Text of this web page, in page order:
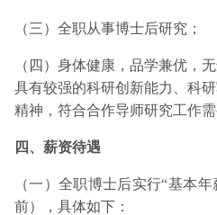
（三）全职从事博士后研究；
（四）身体健康，品学兼优，
具有较强的科研创新能力、科
精神，符合合作导师研究工作需
四、薪资待遇
（一）全职博士后实行“基本
前），具体如下：